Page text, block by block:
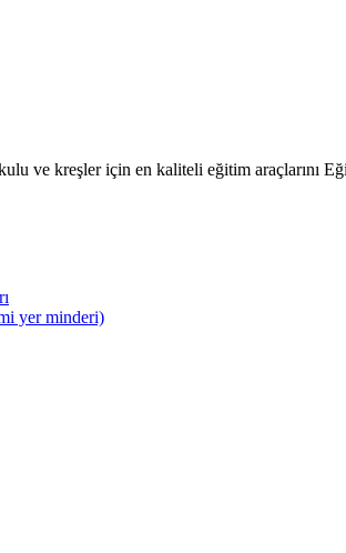
ve kreşler için en kaliteli eğitim araçlarını
yer minderi)